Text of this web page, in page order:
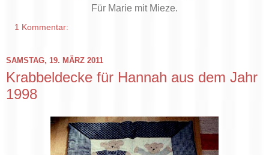
Für Marie mit Mieze.
1 Kommentar:
SAMSTAG, 19. MÄRZ 2011
Krabbeldecke für Hannah aus dem Jahr
1998